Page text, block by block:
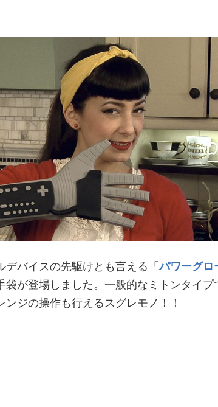
デバイスの先駆けとも言える「パワーグロ
袋が登場しました。一般的なミトンタイプ
ジの操作も行えるスグレモノ！！